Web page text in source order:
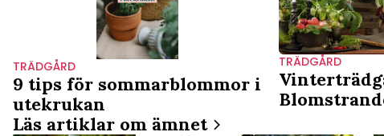
TRÄDGÅRD
9 tips för sommarblommor i
utekrukan
TRÄDGÅRD
Läs artiklar om ämnet